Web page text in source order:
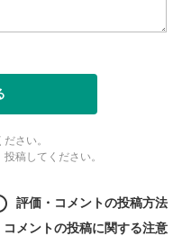
さい。
稿してください。
評価・コメントの投稿方法
コメントの投稿に関する注意